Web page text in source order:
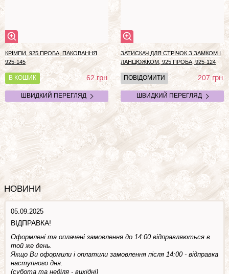
КРІМПИ, 925 ПРОБА, ПАКОВАННЯ
925-145
В КОШИК 62грн
ШВИДКИЙ ПЕРЕГЛЯД
ЗАТИСКАЧ ДЛЯ СТРІЧОК З ЗАМКОМ І
ЛАНЦЮЖКОМ, 925 ПРОБА, 925-124
ПОВІДОМИТИ 207грн
ШВИДКИЙ ПЕРЕГЛЯД
НОВИНИ
05.09.2025
ВІДПРАВКА!
Оформлені та оплачені замовлення до 14:00 відправляються в
той же день.
Якщо Ви оформили і оплатили замовлення після 14:00 - відправка
наступного дня.
(субота та недiля - вuхiднi)